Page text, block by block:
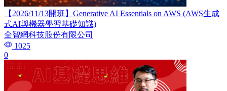
【2026/11/13開班】Generative AI Essentials on AWS (AWS生成
式AI與機器學習基礎知識)
全智網科技股份有限公司
1025
0